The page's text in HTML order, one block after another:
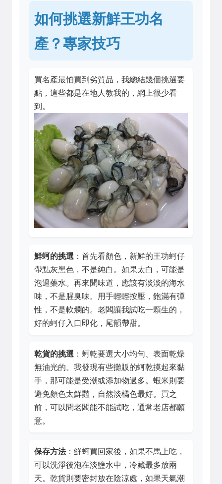
如何挑選新鮮王功名
產？專家技巧
買名產最怕買到劣質品，我總結幾個挑選要
點，這些都是在地人教我的，網上很少看
到。
鮮蚵的挑選 ：首先看顏色，新鮮的王功蚵仔
帶點灰黑色，不是純白。如果太白，可能是
泡過藥水。再來聞味道，應該有淡淡的海水
味，不是腥臭味。用手輕輕按壓，飽滿有彈
性，不是軟爛的。老闆讓我試吃一顆生的，
好的蚵仔入口即化，尾韻帶甜。
乾貨的挑選 ：蚵乾要選大小均勻、表面乾燥
無油光的。我發現有些攤販的蚵乾摸起來黏
手，那可能是受潮或添加物過多。蝦米則要
避免顏色太鮮豔，自然淡橘色最好。買之
前，可以問老闆能不能試吃，通常老店都願
意。
保存方法：鮮蚵買回家後，如果不馬上吃，
可以洗淨後泡在淡鹽水中，冷藏最多放兩
天。乾貨則要密封放在陰涼處，如果天氣潮